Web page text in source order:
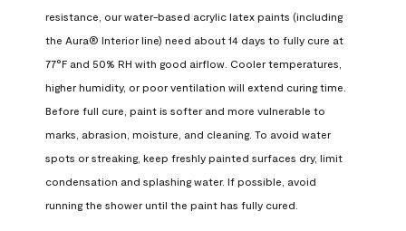
resistance, our water-based acrylic latex paints (including
the Aura® Interior line) need about 14 days to fully cure at
77°F and 50% RH with good airflow. Cooler temperatures,
higher humidity, or poor ventilation will extend curing time.
Before full cure, paint is softer and more vulnerable to
marks, abrasion, moisture, and cleaning. To avoid water
spots or streaking, keep freshly painted surfaces dry, limit
condensation and splashing water. If possible, avoid
running the shower until the paint has fully cured.